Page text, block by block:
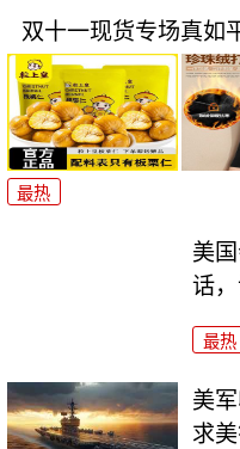
双十一现货专场真如
最热
美
话
最热
美
求